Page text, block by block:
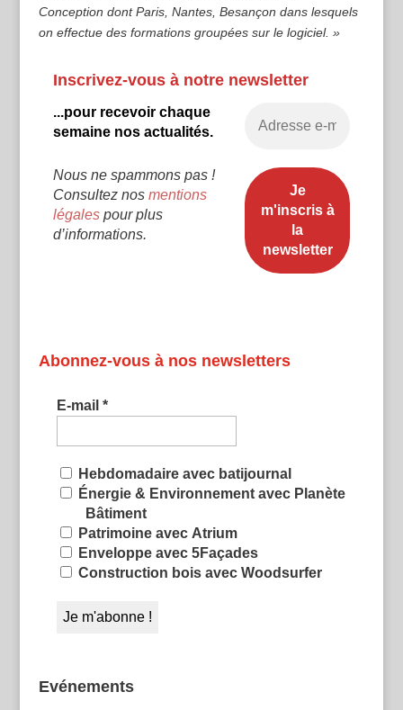
Conception dont Paris, Nantes, Besançon dans lesquels
on effectue des formations groupées sur le logiciel. »
Inscrivez-vous à notre newsletter
...pour recevoir chaque
semaine nos actualités.
Nous ne spammons pas !
Consultez nos mentions
légalespour plus
d’informations.
Abonnez-vous à nos newsletters
E-mail *
Hebdomadaire avec batijournal
Énergie & Environnement avec Planète
Bâtiment
Patrimoine avec Atrium
Enveloppe avec 5Façades
Construction bois avec Woodsurfer
Evénements